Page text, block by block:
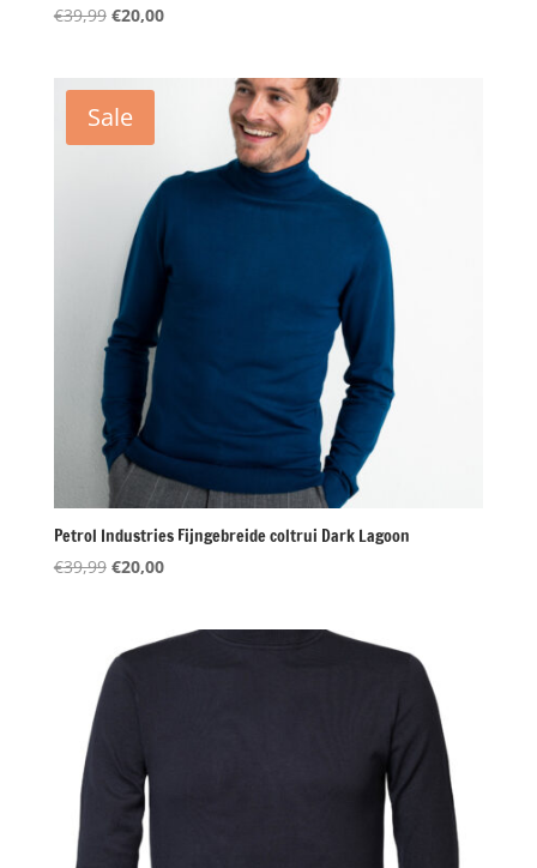
€39,99 Oorspronkelijke
€39,99.
€20,00Huidige
Sale
Petrol Industries Fijngebreide coltrui Dark Lagoon
€39,99 Oorspronkelijke
€39,99.
€20,00Huidige
€20,00.